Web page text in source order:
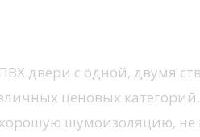
двери с одной, двумя
ценовых
шумоизоляцию,